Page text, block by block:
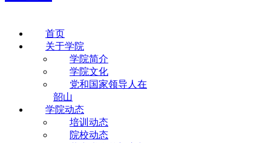
首页
关于学院
学院简介
学院文化
党和国家领导人在
韶山
学院动态
培训动态
院校动态